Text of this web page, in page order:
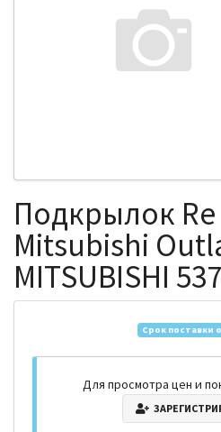
Подкрылок
Mitsubishi
MITSUBISHI
Срок поставки
Для просмотра цен и